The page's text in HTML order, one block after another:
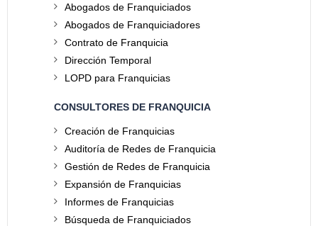
Abogados de Franquiciados
Abogados de Franquiciadores
Contrato de Franquicia
Dirección Temporal
LOPD para Franquicias
CONSULTORES DE FRANQUICIA
Creación de Franquicias
Auditoría de Redes de Franquicia
Gestión de Redes de Franquicia
Expansión de Franquicias
Informes de Franquicias
Búsqueda de Franquiciados